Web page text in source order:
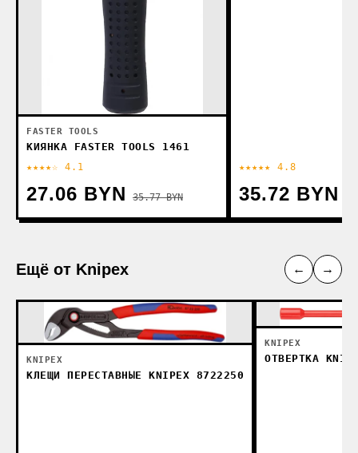
FASTER TOOLS
КИЯНКА FASTER TOOLS 1461
★★★★☆ 4.1
27.06 BYN 35.77 BYN
★★★★★ 4.8
35.72 BYN
Ещё от Knipex ← →
KNIPEX
КЛЕЩИ ПЕРЕСТАВНЫЕ KNIPEX 8722250
KNIPEX
ОТВЕРТКА